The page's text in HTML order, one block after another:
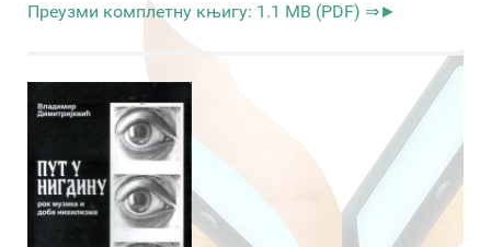
Преузми комплетну књигу: 1.1 MB (PDF) ⇒►